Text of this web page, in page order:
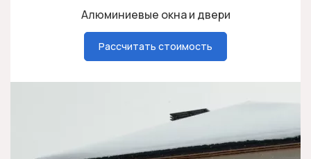
Алюминиевые окна и двери
Рассчитать стоимость